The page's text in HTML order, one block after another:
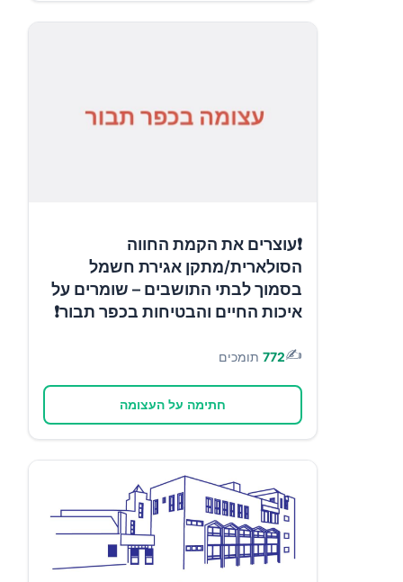
❗עוצרים את הקמת החווה
הסולארית/מתקן אגירת חשמל
בסמוך לבתי התושבים – שומרים על
איכות החיים והבטיחות בכפר תבור❗
✍️
772 תומכים
חתימה על העצומה